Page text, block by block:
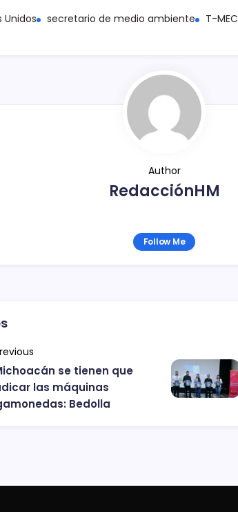
ai m
Unidos secretario de medio ambiente T-MEC
Author
RedacciónHM
Follow Me
se tienen que
las máquinas
Bedolla